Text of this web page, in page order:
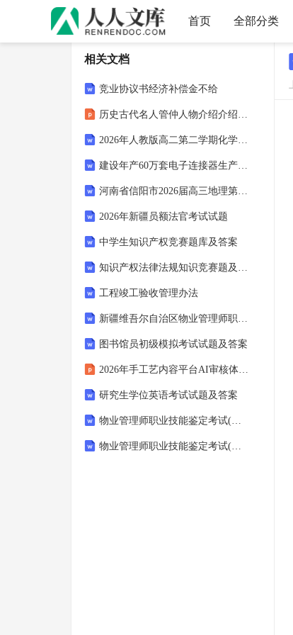
首页 全部分类
相关文档
竞业协议书经济补偿金不给
历史古代名人管仲人物介绍介绍课件
2026年人教版高二第二学期化学期末一模仿真考试试卷（附答案可下载）
建设年产60万套电子连接器生产用房项目可行性研究报告模板-备案审批
河南省信阳市2026届高三地理第二次质量检测试题-附答案
2026年新疆员额法官考试试题
中学生知识产权竞赛题库及答案
知识产权法律法规知识竞赛题及答案
工程竣工验收管理办法
新疆维吾尔自治区物业管理师职业技能鉴定考试（理论知识高级、三级）(2026) 模拟试题及答案
图书馆员初级模拟考试试题及答案
2026年手工艺内容平台AI审核体系构建
研究生学位英语考试试题及答案
物业管理师职业技能鉴定考试(理论知识高级、三级)备考题库含答案(2026年四川省)
物业管理师职业技能鉴定考试(技能实操中级、四级)备考题库含答案(西藏2025年)